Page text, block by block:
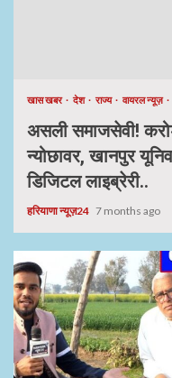
खास खबर देश राज्य वायरल न्यूज़
असली समाजसेवी!
न्योछावर, खानपुर
डिजिटल लाइब्रेरी..
हरियाणा न्यूज़24 7 months ago